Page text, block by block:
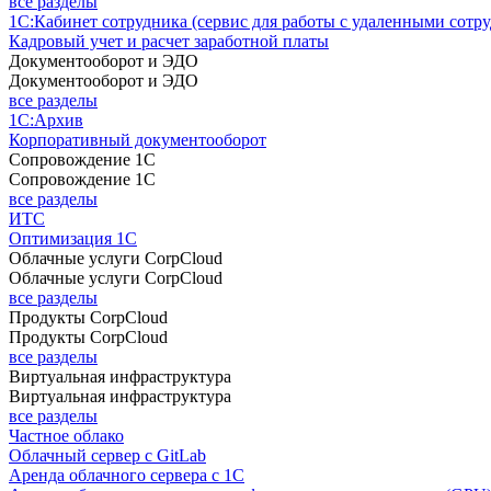
1С:Кабинет сотрудника (сервис для работы с удаленными
Кадровый учет и расчет заработной платы
Документооборот и ЭДО
Документооборот и ЭДО
все разделы
1С:Архив
Корпоративный документооборот
Сопровождение 1С
Сопровождение 1С
все разделы
ИТС
Оптимизация 1С
Облачные услуги CorpCloud
Облачные услуги CorpCloud
все разделы
Продукты CorpCloud
Продукты CorpCloud
все разделы
Виртуальная инфраструктура
Виртуальная инфраструктура
все разделы
Частное облако
Облачный сервер с GitLab
Аренда облачного сервера с 1С